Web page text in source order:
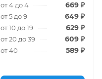
от 4 до 4 669 ₽
от 5 до 9 649 ₽
от 10 до 19 629 ₽
от 20 до 39 609 ₽
от 40 589 ₽